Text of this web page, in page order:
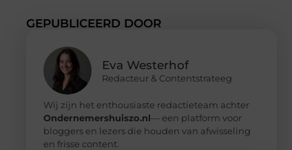
GEPUBLICEERD DOOR
Eva Westerhof
Redacteur & Contentstrateeg
Wij zijn het enthousiaste redactieteam achter
Ondernemershuiszo.nl— een platform voor
bloggers en lezers die houden van afwisseling
en frisse content.